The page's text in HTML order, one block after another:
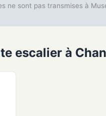
ne sont pas transmises à
escalier à